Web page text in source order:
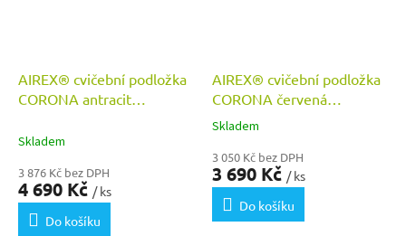
AIREX® cvičební podložka
CORONA antracit
Skladem
3 876 Kč bez DPH
4 690 Kč / ks
Do košíku
AIREX® cvičební podložka
CORONA červená
185x100x1,5 cm
Průměrné
produktu
je
5,0
Skladem
3 050 Kč bez DPH
3 690 Kč / ks
Do košíku